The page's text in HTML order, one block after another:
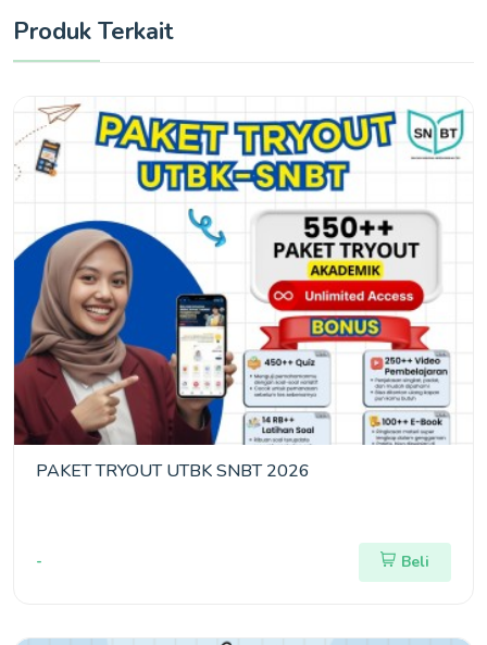
Produk Terkait
PAKET TRYOUT UTBK SNBT 2026
- Beli